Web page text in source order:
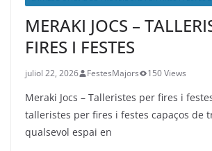
MERAKI JOCS –
FIRES I FESTES
juliol 22, 2026 FestesMajors 150 Views
Meraki Jocs – Talleristes per fires i
talleristes per fires i festes capaços de
qualsevol espai en